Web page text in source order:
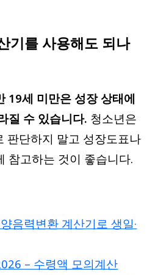
기를 사용해도 되나
19세 미만은 성장 상태에
질 수 있습니다. 청소년은
판단하지 말고 성장도표나
참고하는 것이 좋습니다.
음력변환 계산기로 생일·
– 수령액 모의계산